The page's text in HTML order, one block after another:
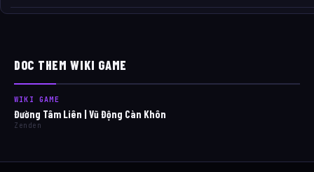
DOC THEM WIKI GAME
WIKI GAME
Đường Tâm Liên | Vũ Động Càn Khôn
Zenden